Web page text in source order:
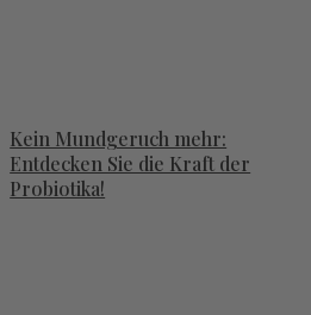
Kein Mundgeruch mehr:
Entdecken Sie die Kraft der
Probiotika!